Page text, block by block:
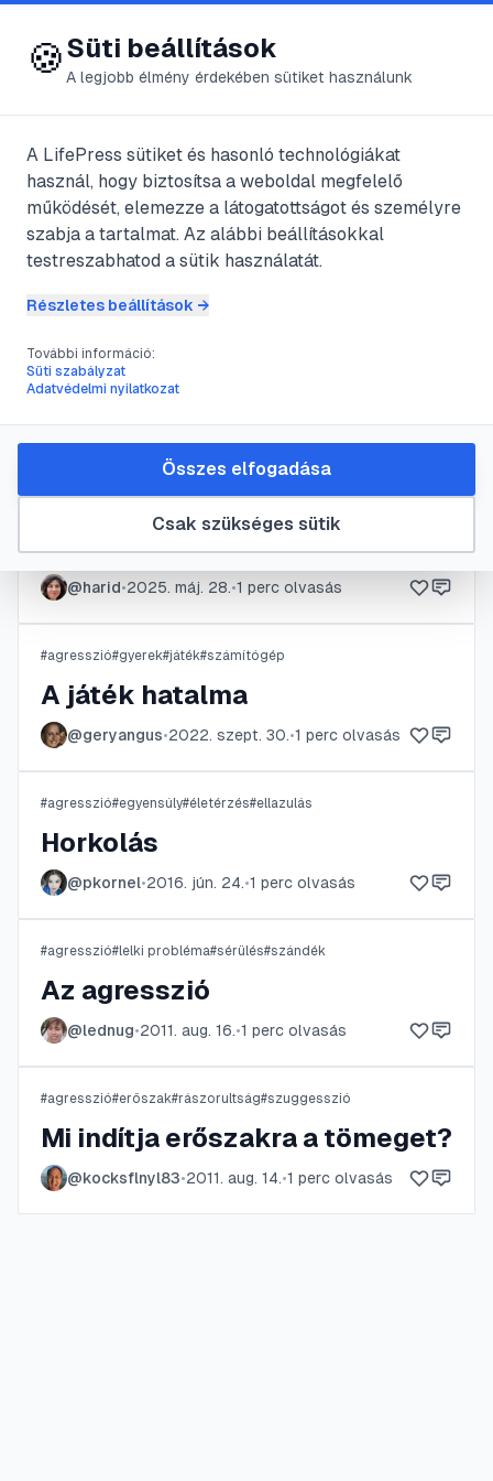
😍 LifePress
🏷️#agresszió
6cikk található ezzel a címkével
Kisgyermekkori agresszió
#nevelés#szülő
A szülők erőszakos
viselkedése
@harid•2025. máj. 28.•1 perc olvasás
#agresszió#gyerek#játék#számítógép
A játék hatalma
@geryangus•2022. szept. 30.•1 perc olvasás
#agresszió#egyensúly#életérzés#ellazulás
Horkolás
@pkornel•2016. jún. 24.•1 perc olvasás
#agresszió#lelki probléma#sérülés#szándék
Az agresszió
@lednug•2011. aug. 16.•1 perc olvasás
#agresszió#erőszak#rászorultság#szuggesszió
Mi indítja erőszakra a tömeget?
@kocksflnyl83•2011. aug. 14.•1 perc olvasás
🍪Süti beállítások
A legjobb élmény érdekében sütiket használunk
A LifePress sütiket és hasonló technológiákat
használ, hogy biztosítsa a weboldal megfelelő
működését, elemezze a látogatottságot és személyre
szabja a tartalmat. Az alábbi beállításokkal
testreszabhatod a sütik használatát.
Részletes beállítások →
További információ:
Süti szabályzat
Adatvédelmi nyilatkozat
Csak szükséges sütik
Összes elfogadása